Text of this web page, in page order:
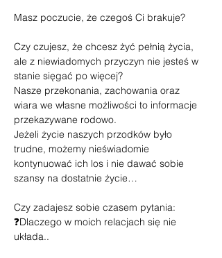
Masz poczucie, że czegoś Ci brakuje?
Czy czujesz, że chcesz żyć pełnią życia,
ale z niewiadomych przyczyn nie jesteś w
stanie sięgać po więcej?
Nasze przekonania, zachowania oraz
wiara we własne możliwości to informacje
przekazywane rodowo.
Jeżeli życie naszych przodków było
trudne, możemy nieświadomie
kontynuować ich los i nie dawać sobie
szansy na dostatnie życie…
Czy zadajesz sobie czasem pytania:
❓Dlaczego w moich relacjach się nie
układa..